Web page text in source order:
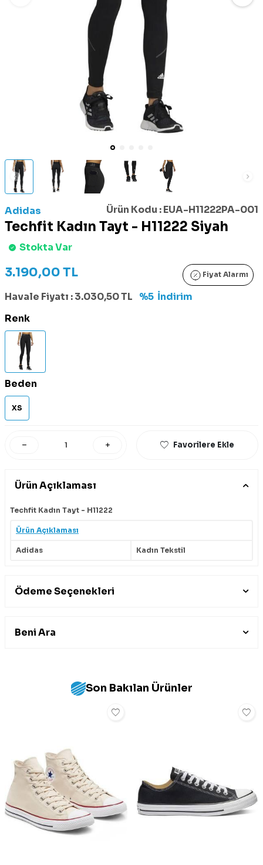
Adidas Ürün Kodu :EUA-H11222PA-001
Techfit Kadın Tayt - H11222 Siyah
Stokta Var
3.190,00TL Fiyat Alarmı
Havale Fiyatı :3.030,50TL %5 İndirim
Renk
Beden
XS
Favorilere Ekle
Ürün Açıklaması
Techfit Kadın Tayt - H11222
Ürün Açıklaması
Adidas Kadın Tekstil
Ödeme Seçenekleri
Beni Ara
Son Bakılan Ürünler